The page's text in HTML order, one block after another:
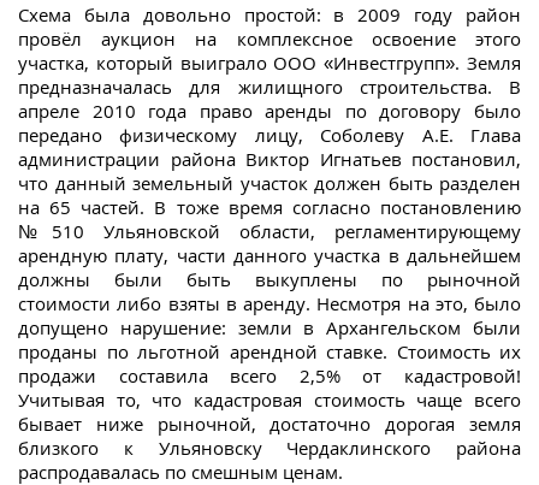
Схема была довольно простой: в 2009 году район
провёл аукцион на комплексное освоение этого
участка, который выиграло ООО «Инвестгрупп». Земля
предназначалась для жилищного строительства. В
апреле 2010 года право аренды по договору было
передано физическому лицу, Соболеву А.Е. Глава
администрации района Виктор Игнатьев постановил,
что данный земельный участок должен быть разделен
на 65 частей. В тоже время согласно постановлению
№510 Ульяновской области, регламентирующему
арендную плату, части данного участка в дальнейшем
должны были быть выкуплены по рыночной
стоимости либо взяты в аренду. Несмотря на это, было
допущено нарушение: земли в Архангельском были
проданы по льготной арендной ставке. Стоимость их
продажи составила всего 2,5% от кадастровой!
Учитывая то, что кадастровая стоимость чаще всего
бывает ниже рыночной, достаточно дорогая земля
близкого к Ульяновску Чердаклинского района
распродавалась по смешным ценам.